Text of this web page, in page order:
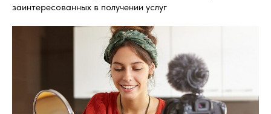
заинтересованных в получении услуг